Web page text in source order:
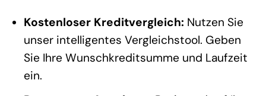
Kostenloser Kreditvergleich: Nutzen Sie
unser intelligentes Vergleichstool. Geben
Sie Ihre Wunschkreditsumme und Laufzeit
ein.